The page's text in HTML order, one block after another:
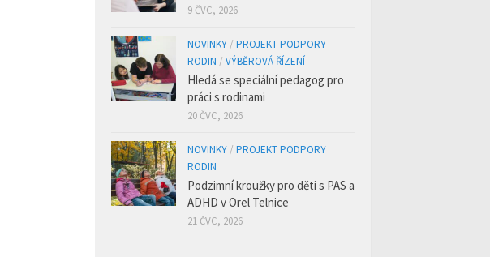
9 ČVC, 2026
NOVINKY / PROJEKT PODPORY
RODIN / VÝBĚROVÁ ŘÍZENÍ
Hledá se speciální pedagog pro
práci s rodinami
20 ČVC, 2026
NOVINKY / PROJEKT PODPORY
RODIN
Podzimní kroužky pro děti s PAS a
ADHD v Orel Telnice
21 ČVC, 2026